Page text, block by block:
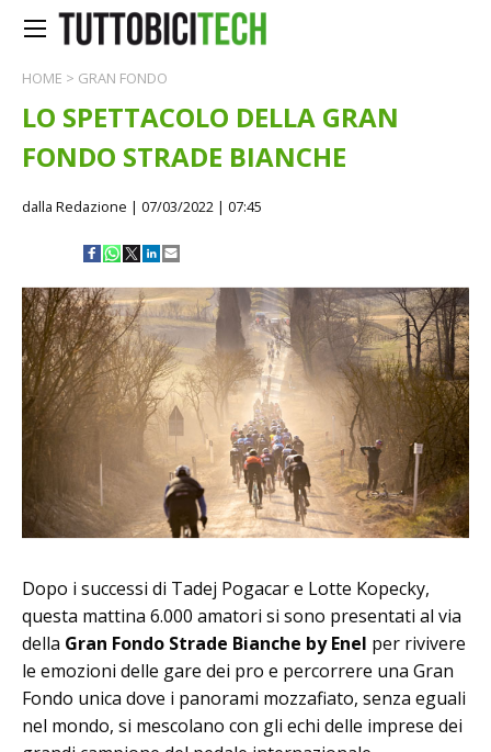
HOME > GRAN FONDO
LO SPETTACOLO DELLA GRAN
FONDO STRADE BIANCHE
dalla Redazione | 07/03/2022 | 07:45
Dopo i successi di Tadej Pogacar e Lotte Kopecky,
questa mattina 6.000 amatori si sono presentati al via
della Gran Fondo Strade Bianche by Enel per rivivere
le emozioni delle gare dei pro e percorrere una Gran
Fondo unica dove i panorami mozzafiato, senza eguali
nel mondo, si mescolano con gli echi delle imprese dei